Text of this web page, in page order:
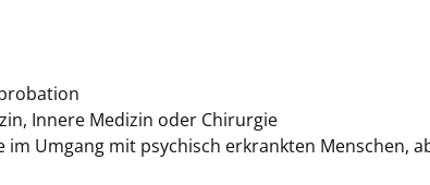
Innere Medizin oder Chirurgie
Umgang mit psychisch erkrankten Menschen,